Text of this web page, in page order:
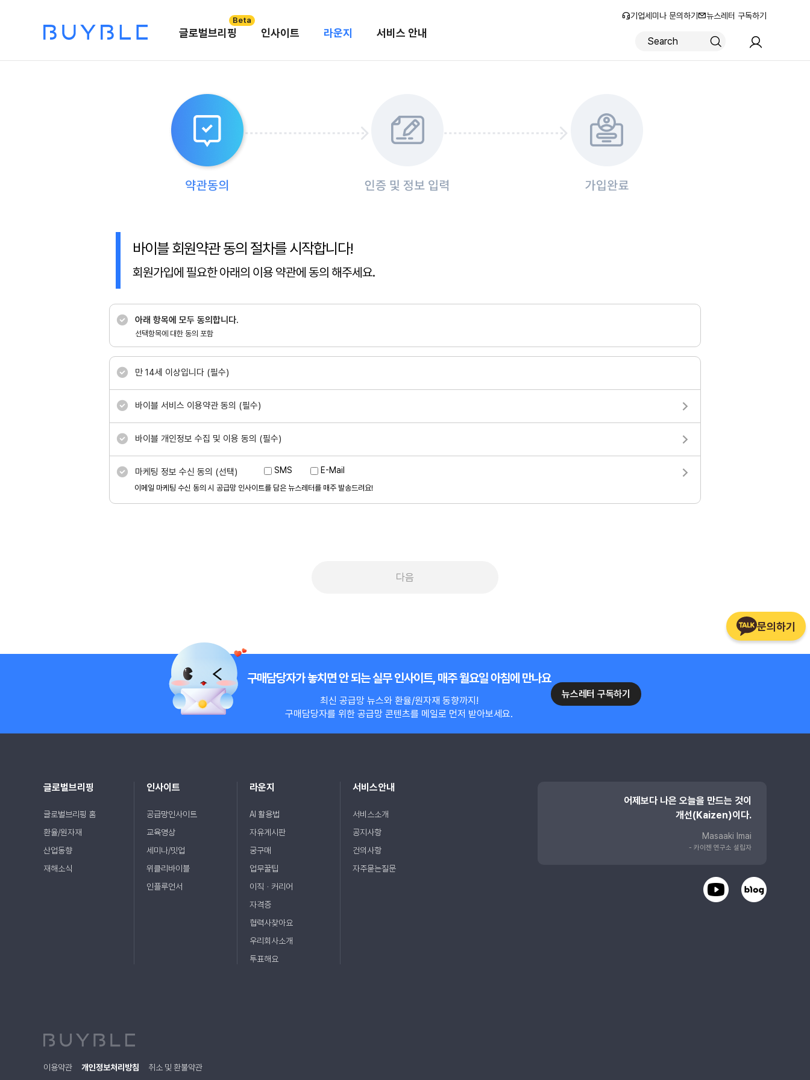
기업세미나 문의하기 뉴스레터 구독하기
글로벌브리핑
Beta
인사이트 라운지 서비스 안내
바이블 회원약관 동의 절차를 시작합니다!
회원가입에 필요한 아래의 이용 약관에 동의 해주세요.
아래 항목에 모두 동의합니다.
선택항목에 대한 동의 포함
만 14세 이상입니다 (필수)
바이블 서비스 이용약관 동의 (필수)
바이블 개인정보 수집 및 이용 동의 (필수)
마케팅 정보 수신 동의 (선택) SMS E-Mail
이메일 마케팅 수신 동의 시 공급망 인사이트를 담은 뉴스레터를 매주 발송드려요!
다음
문의하기
구매담당자가 놓치면 안 되는 실무 인사이트, 매주 월요일 아침에 만나요
최신 공급망 뉴스와 환율/원자재 동향까지!
구매담당자를 위한 공급망 콘텐츠를 메일로 먼저 받아보세요.
뉴스레터 구독하기
어제보다 나은 오늘을 만드는 것이
개선(Kaizen)이다.
Masaaki Imai
- 카이젠 연구소 설립자
글로벌브리핑
글로벌브리핑 홈
환율/원자재
산업동향
재해소식
인사이트
공급망인사이트
교육영상
세미나/밋업
위클리바이블
인플루언서
라운지
AI 활용법
자유게시판
궁구매
업무꿀팁
이직ㆍ커리어
자격증
협력사찾아요
우리회사소개
투표해요
서비스안내
서비스소개
공지사항
건의사항
자주묻는질문
이용약관 개인정보처리방침 취소 및 환불약관